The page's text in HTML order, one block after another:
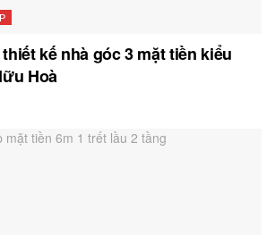
kế nhà góc 3 mặt tiền kiểu
Hoà